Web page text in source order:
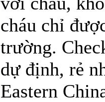
cháu chỉ
trường.
dự định, rẻ
Eastern